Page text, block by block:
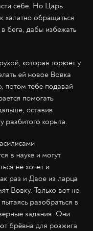
себе. Но Царь
халатно обращаться
в бега, дабы избежать
которая горюет у
ей новое Вовка
потом тебе подавай
помогать
оставив
разбитого корыта.
в науке и могут
не хочет и
раз и Двое из ларца
Вовку. Только вот не
разобраться в
задания. Они
брёвна для розжига